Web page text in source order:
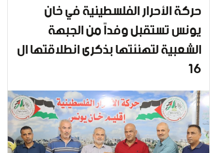
حركة الأحرار الفلسطينية في خان
يونس تستقبل وفداً من الجبهة
الشعبية لتهنئتها بذكرى انطلاقتها ال
16